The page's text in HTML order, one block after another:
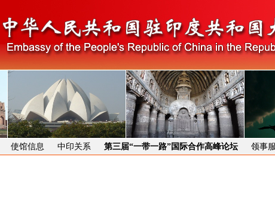
使馆信息 中印关系 第三届“一带一路”国际合作高峰论坛 领事